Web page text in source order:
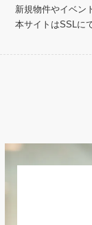
新規物件やイベン
本サイトはSSLに